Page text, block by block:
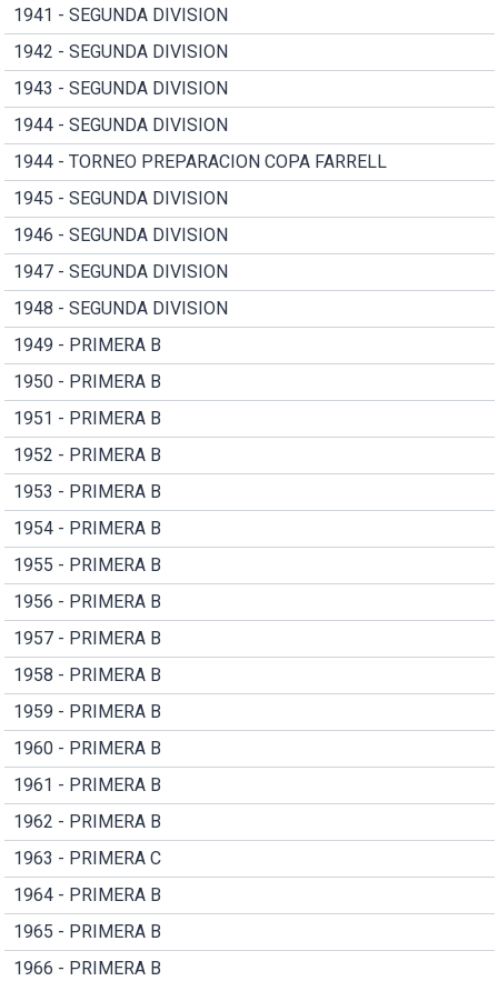
1941 - SEGUNDA DIVISION
1942 - SEGUNDA DIVISION
1943 - SEGUNDA DIVISION
1944 - SEGUNDA DIVISION
1944 - TORNEO PREPARACION COPA FARRELL
1945 - SEGUNDA DIVISION
1946 - SEGUNDA DIVISION
1947 - SEGUNDA DIVISION
1948 - SEGUNDA DIVISION
1949 - PRIMERA B
1950 - PRIMERA B
1951 - PRIMERA B
1952 - PRIMERA B
1953 - PRIMERA B
1954 - PRIMERA B
1955 - PRIMERA B
1956 - PRIMERA B
1957 - PRIMERA B
1958 - PRIMERA B
1959 - PRIMERA B
1960 - PRIMERA B
1961 - PRIMERA B
1962 - PRIMERA B
1963 - PRIMERA C
1964 - PRIMERA B
1965 - PRIMERA B
1966 - PRIMERA B